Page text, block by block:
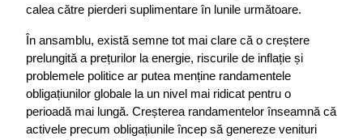
calea către pierderi suplimentare în lunile următoare.
În ansamblu, există semne tot mai clare că o creștere
prelungită a prețurilor la energie, riscurile de inflație și
problemele politice ar putea menține randamentele
obligațiunilor globale la un nivel mai ridicat pentru o
perioadă mai lungă. Creșterea randamentelor înseamnă că
activele precum obligațiunile încep să genereze venituri